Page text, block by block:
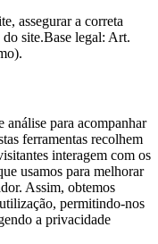
assegurar a correta
do site.Base legal: Art.
para acompanhar
ferramentas recolhem
interagem com os
usamos para melhorar
Assim, obtemos
permitindo-nos
a privacidade